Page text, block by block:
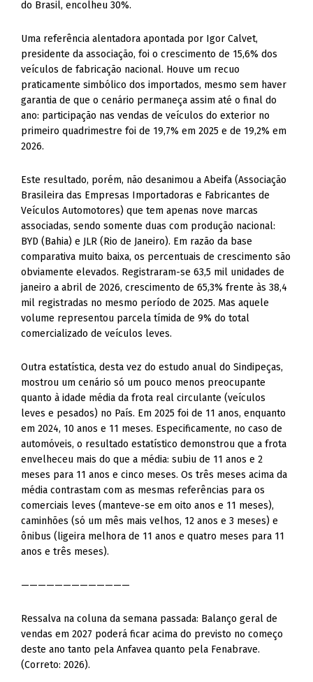
do Brasil, encolheu 30%.
Uma referência alentadora apontada por Igor Calvet,
presidente da associação, foi o crescimento de 15,6% dos
veículos de fabricação nacional. Houve um recuo
praticamente simbólico dos importados, mesmo sem haver
garantia de que o cenário permaneça assim até o final do
ano: participação nas vendas de veículos do exterior no
primeiro quadrimestre foi de 19,7% em 2025 e de 19,2% em
2026.
Este resultado, porém, não desanimou a Abeifa (Associação
Brasileira das Empresas Importadoras e Fabricantes de
Veículos Automotores) que tem apenas nove marcas
associadas, sendo somente duas com produção nacional:
BYD (Bahia) e JLR (Rio de Janeiro). Em razão da base
comparativa muito baixa, os percentuais de crescimento são
obviamente elevados. Registraram-se 63,5 mil unidades de
janeiro a abril de 2026, crescimento de 65,3% frente às 38,4
mil registradas no mesmo período de 2025. Mas aquele
volume representou parcela tímida de 9% do total
comercializado de veículos leves.
Outra estatística, desta vez do estudo anual do Sindipeças,
mostrou um cenário só um pouco menos preocupante
quanto à idade média da frota real circulante (veículos
leves e pesados) no País. Em 2025 foi de 11 anos, enquanto
em 2024, 10 anos e 11 meses. Especificamente, no caso de
automóveis, o resultado estatístico demonstrou que a frota
envelheceu mais do que a média: subiu de 11 anos e 2
meses para 11 anos e cinco meses. Os três meses acima da
média contrastam com as mesmas referências para os
comerciais leves (manteve-se em oito anos e 11 meses),
caminhões (só um mês mais velhos, 12 anos e 3 meses) e
ônibus (ligeira melhora de 11 anos e quatro meses para 11
anos e três meses).
—————————————
Ressalva na coluna da semana passada: Balanço geral de
vendas em 2027 poderá ficar acima do previsto no começo
deste ano tanto pela Anfavea quanto pela Fenabrave.
(Correto: 2026).